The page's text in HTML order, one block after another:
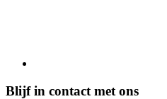
Blijf in contact met ons